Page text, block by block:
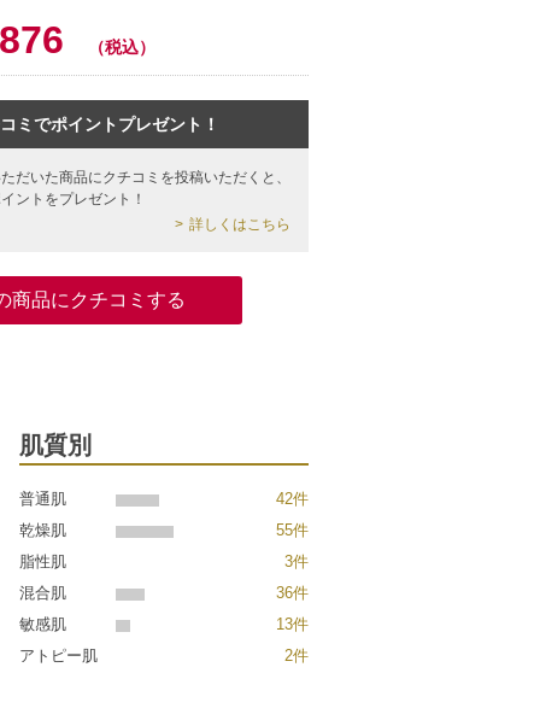
（税込）
ミでポイントプレゼント！
だいた商品にクチコミを投稿いただくと、
ントをプレゼント！
詳しくはこちら
商品にクチコミする
肌質別
普通肌
42件
乾燥肌
55件
脂性肌
3件
混合肌
36件
敏感肌
13件
アトピー肌
2件